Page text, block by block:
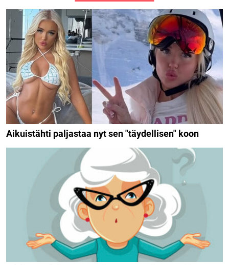
Aikuistähti paljastaa nyt sen "täydellisen" koon